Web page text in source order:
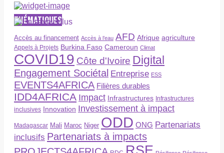
THÉMATIQUES
Accès au financement Accès à l’eau AFD Afrique agriculture
Appels à Projets Burkina Faso Cameroun Climat
COVID19 Côte d'Ivoire Digital
Engagement Sociétal Entreprise ESS
EVENTS4AFRICA Filières durables
IDD4AFRICA Impact Infrastructures Infrastructures
inclusives Innovation Investissement à impact
Madagascar Mali Maroc Niger ODD ONG Partenariats
inclusifs Partenariats à impacts